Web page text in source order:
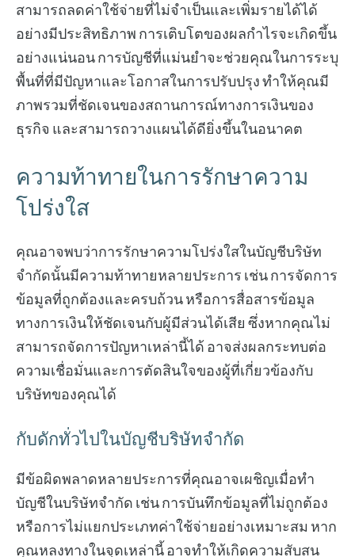
สามารถลดค่าใช้จ่ายที่ไม่จำเป็นและเพิ่มรายได้ได้
อย่างมีประสิทธิภาพ การเติบโตของผลกำไรจะเกิดขึ้น
อย่างแน่นอน การบัญชีที่แม่นยำจะช่วยคุณในการระบุ
พื้นที่ที่มีปัญหาและโอกาสในการปรับปรุง ทำให้คุณมี
ภาพรวมที่ชัดเจนของสถานการณ์ทางการเงินของ
ธุรกิจ และสามารถวางแผนได้ดียิ่งขึ้นในอนาคต
ความท้าทายในการรักษาความ
โปร่งใส
คุณอาจพบว่าการรักษาความโปร่งใสในบัญชีบริษัท
จำกัดนั้นมีความท้าทายหลายประการ เช่น การจัดการ
ข้อมูลที่ถูกต้องและครบถ้วน หรือการสื่อสารข้อมูล
ทางการเงินให้ชัดเจนกับผู้มีส่วนได้เสีย ซึ่งหากคุณไม่
สามารถจัดการปัญหาเหล่านี้ได้ อาจส่งผลกระทบต่อ
ความเชื่อมั่นและการตัดสินใจของผู้ที่เกี่ยวข้องกับ
บริษัทของคุณได้
กับดักทั่วไปในบัญชีบริษัทจำกัด
มีข้อผิดพลาดหลายประการที่คุณอาจเผชิญเมื่อทำ
บัญชีในบริษัทจำกัด เช่น การบันทึกข้อมูลที่ไม่ถูกต้อง
หรือการไม่แยกประเภทค่าใช้จ่ายอย่างเหมาะสม หาก
คุณหลงทางในจุดเหล่านี้ อาจทำให้เกิดความสับสน